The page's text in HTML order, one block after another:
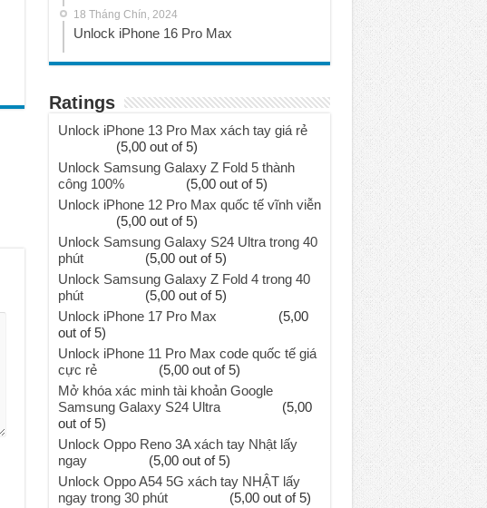
18 Tháng Chín, 2024
Unlock iPhone 16 Pro Max
Ratings
Unlock iPhone 13 Pro Max xách tay giá rẻ
(5,00 out of 5)
Unlock Samsung Galaxy Z Fold 5 thành
công 100%
(5,00 out of 5)
Unlock iPhone 12 Pro Max quốc tế vĩnh viễn
(5,00 out of 5)
Unlock Samsung Galaxy S24 Ultra trong 40
phút
(5,00 out of 5)
Unlock Samsung Galaxy Z Fold 4 trong 40
phút
(5,00 out of 5)
Unlock iPhone 17 Pro Max
(5,00
out of 5)
Unlock iPhone 11 Pro Max code quốc tế giá
cực rẻ
(5,00 out of 5)
Mở khóa xác minh tài khoản Google
Samsung Galaxy S24 Ultra
(5,00
out of 5)
Unlock Oppo Reno 3A xách tay Nhật lấy
ngay
(5,00 out of 5)
Unlock Oppo A54 5G xách tay NHẬT lấy
ngay trong 30 phút
(5,00 out of 5)